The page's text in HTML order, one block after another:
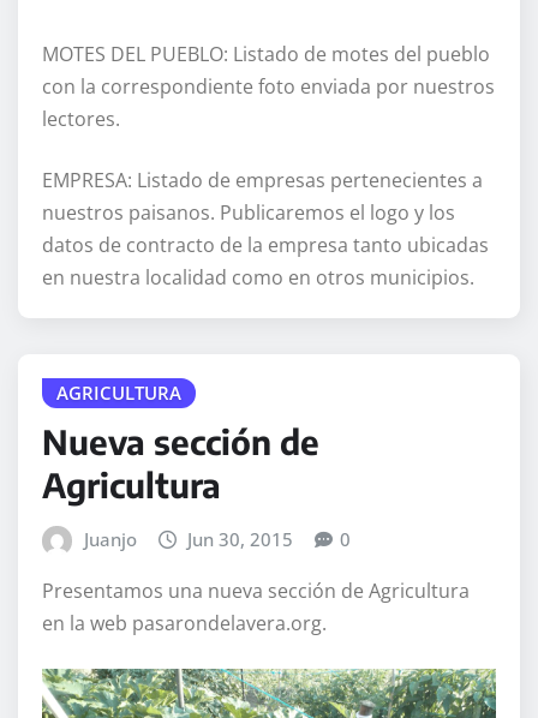
MOTES DEL PUEBLO: Listado de motes del pueblo
con la correspondiente foto enviada por nuestros
lectores.
EMPRESA: Listado de empresas pertenecientes a
nuestros paisanos. Publicaremos el logo y los
datos de contracto de la empresa tanto ubicadas
en nuestra localidad como en otros municipios.
AGRICULTURA
Nueva sección de
Agricultura
Juanjo Jun 30, 2015 0
Presentamos una nueva sección de Agricultura
en la web pasarondelavera.org.